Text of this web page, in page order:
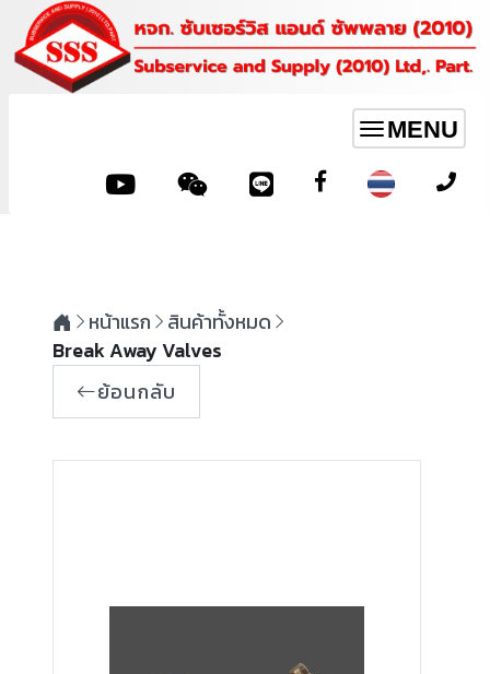
Toggle
navigation
MENU
หน้าแรก
สินค้าทั้งหมด
Break Away Valves
ย้อนกลับ